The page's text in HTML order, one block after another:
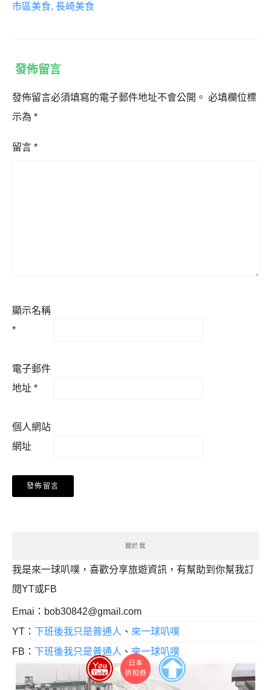
市區美食, 長崎美食
發佈留言
發佈留言必須填寫的電子郵件地址不會公開。 必填欄位標
示為 *
留言 *
顯示名稱
*
電子郵件
地址 *
個人網站
網址
關於我
我是來一球叭噗，喜歡分享旅遊資訊，有幫助到你幫我訂
閱YT或FB
Emai： bob30842@gmail.com
YT： 下班後我只是普通人 、 來一球叭噗
FB： 下班後我只是普通人 、 來一球叭噗